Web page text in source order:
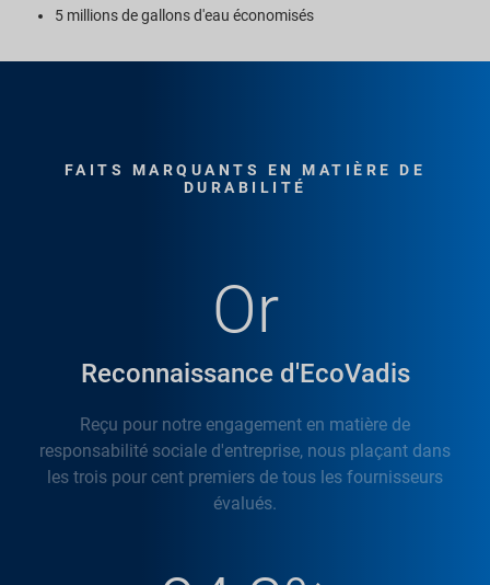
5 millions de gallons d'eau économisés
FAITS MARQUANTS EN MATIÈRE DE
DURABILITÉ
Or
Reconnaissance d'EcoVadis
Reçu pour notre engagement en matière de
responsabilité sociale d'entreprise, nous plaçant dans
les trois pour cent premiers de tous les fournisseurs
évalués.